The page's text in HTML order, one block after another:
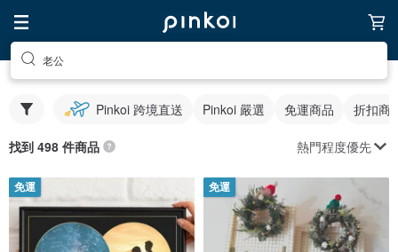
老公
Pinkoi 跨境直送 Pinkoi 嚴選 免運商品 折扣商
找到 498 件商品 熱門程度優先
免運 免運